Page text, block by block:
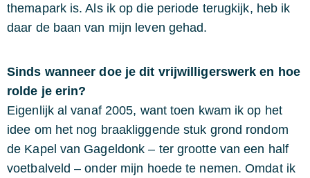
themapark is. Als ik op die periode terugkijk, heb ik
daar de baan van mijn leven gehad.
Sinds wanneer doe je dit vrijwilligerswerk en hoe
rolde je erin?
Eigenlijk al vanaf 2005, want toen kwam ik op het
idee om het nog braakliggende stuk grond rondom
de Kapel van Gageldonk – ter grootte van een half
voetbalveld – onder mijn hoede te nemen. Omdat ik